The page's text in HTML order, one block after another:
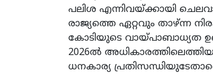
പലിശ എന്നിവയ്ക്കായി
രാജ്യത്തെ ഏറ്റവും താഴ്ന്ന
കോടിയുടെ വായ്പാബാധ്യത
2026ല്‍
ധനകാര്യ